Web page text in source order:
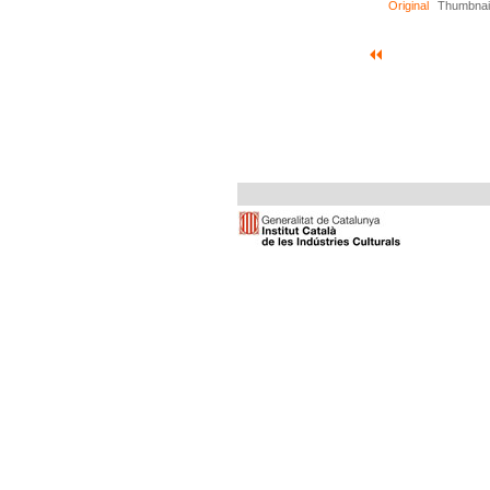
Original